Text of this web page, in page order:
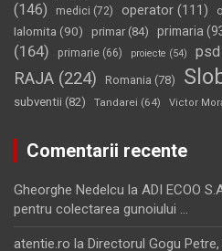
(146)
medici (72) operator (111)
Ialomita (90) primar(84) primaria
(164)
primarie (66) proiecte (54) psd
RAJA (224) Romania (78)
subventii (82) Tandarei (64) Victor
Comentarii recente
Gheorghe Nedelcu la ADI ECOO
pentru colectarea gunoiului …
atentie.ro la Directorul Gogu